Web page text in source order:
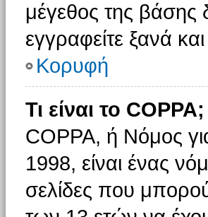
μέγεθος της
εγγραφείτε ξανά
Κορυφή
Τι είναι το COPPA;
COPPA, ή Νόμος
1998, είναι ένας
σελίδες που